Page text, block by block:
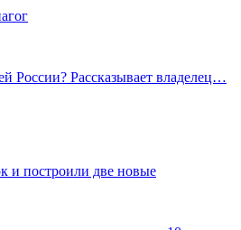
России? Рассказывает владелец…
и построили две новые